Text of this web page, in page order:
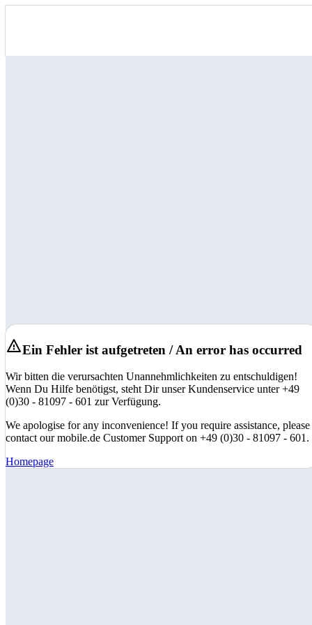
Ein Fehler ist aufgetreten / An error has occurred
Wir bitten die verursachten Unannehmlichkeiten zu entschuldigen!
Wenn Du Hilfe benötigst, steht Dir unser Kundenservice unter +49
(0)30 - 81097 - 601 zur Verfügung.
We apologise for any inconvenience! If you require assistance, please
contact our mobile.de Customer Support on +49 (0)30 - 81097 - 601.
Homepage